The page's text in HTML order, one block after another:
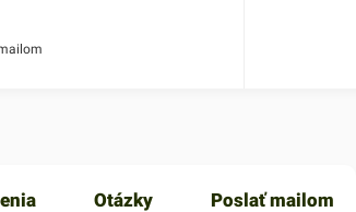
Otázky Poslať mailom